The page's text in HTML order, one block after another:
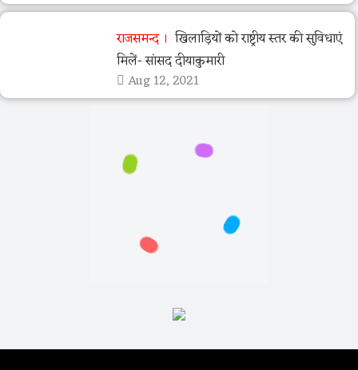
राजसमन्द
खिलाड़ियों को राष्ट्रीय स्तर की सुविधाएं
मिलें- सांसद दीयाकुमारी
Aug 12, 2021